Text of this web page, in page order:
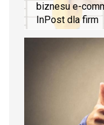
biznesu e-
InPost dla firm